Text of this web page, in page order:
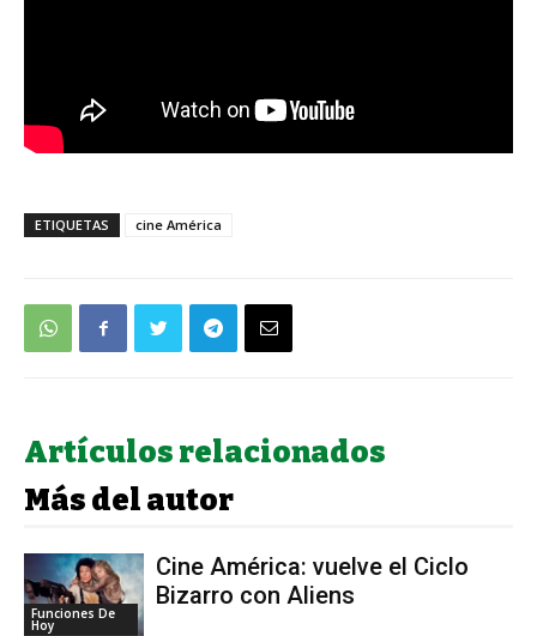
ETIQUETAS cine América
Artículos relacionados
Más del autor
Funciones De
Hoy
Cine América: vuelve el Ciclo
Bizarro con Aliens